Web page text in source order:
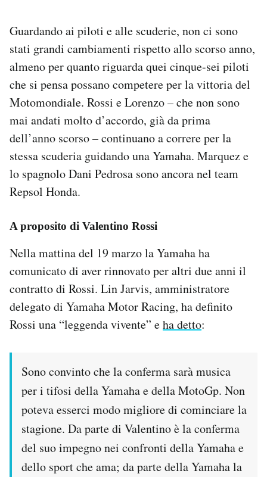
Guardando ai piloti e alle scuderie, non ci sono
stati grandi cambiamenti rispetto allo scorso anno,
almeno per quanto riguarda quei cinque-sei piloti
che si pensa possano competere per la vittoria del
Motomondiale. Rossi e Lorenzo – che non sono
mai andati molto d’accordo, già da prima
dell’anno scorso – continuano a correre per la
stessa scuderia guidando una Yamaha. Marquez e
lo spagnolo Dani Pedrosa sono ancora nel team
Repsol Honda.
A proposito di Valentino Rossi
Nella mattina del 19 marzo la Yamaha ha
comunicato di aver rinnovato per altri due anni il
contratto di Rossi. Lin Jarvis, amministratore
delegato di Yamaha Motor Racing, ha definito
Rossi una “leggenda vivente” eha detto:
Sono convinto che la conferma sarà musica
per i tifosi della Yamaha e della MotoGp. Non
poteva esserci modo migliore di cominciare la
stagione. Da parte di Valentino è la conferma
del suo impegno nei confronti della Yamaha e
dello sport che ama; da parte della Yamaha la